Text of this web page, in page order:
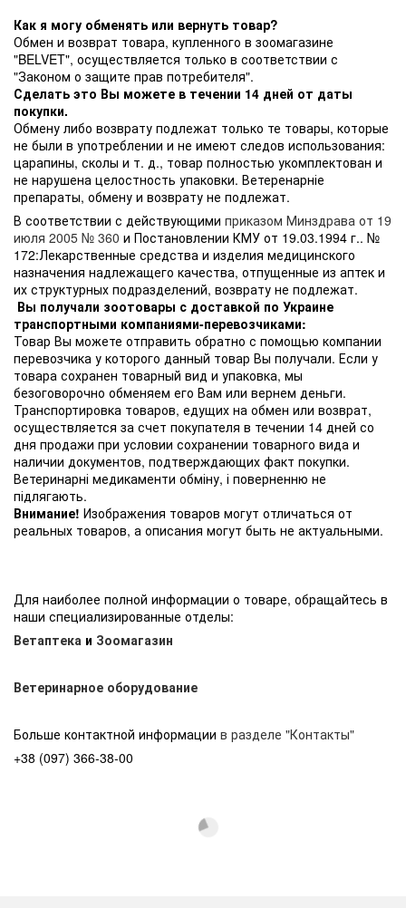
Как я могу обменять или вернуть товар?
Обмен и возврат товара, купленного в зоомагазине
"BELVET", осуществляется только в соответствии с
"Законом о защите прав потребителя".
Сделать это Вы можете в течении 14 дней от даты
покупки.
Обмену либо возврату подлежат только те товары, которые
не были в употреблении и не имеют следов использования:
царапины, сколы и т. д., товар полностью укомплектован и
не нарушена целостность упаковки. Ветеренарніе
препараты, обмену и возврату не подлежат.
В соответствии с действующими приказом Минздрава от 19
июля 2005 № 360 и Постановлении КМУ от 19.03.1994 г.. №
172:Лекарственные средства и изделия медицинского
назначения надлежащего качества, отпущенные из аптек и
их структурных подразделений, возврату не подлежат.
Вы получали зоотовары с доставкой по Украине
транспортными компаниями-перевозчиками:
Товар Вы можете отправить обратно с помощью компании
перевозчика у которого данный товар Вы получали. Если у
товара сохранен товарный вид и упаковка, мы
безоговорочно обменяем его Вам или вернем деньги.
Транспортировка товаров, едущих на обмен или возврат,
осуществляется за счет покупателя в течении 14 дней со
дня продажи при условии сохранении товарного вида и
наличии документов, подтверждающих факт покупки.
Ветеринарні медикаменти обміну, і поверненню не
підлягають.
Внимание! Изображения товаров могут отличаться от
реальных товаров, а описания могут быть не актуальными.
Для наиболее полной информации о товаре, обращайтесь в
наши специализированные отделы:
Ветаптека и Зоомагазин
Ветеринарное оборудование
Больше контактной информации в разделе "Контакты"
+38 (097) 366-38-00